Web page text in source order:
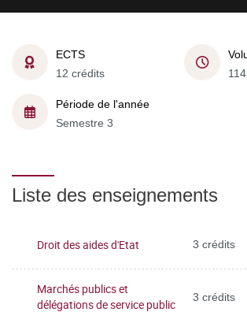
ECTS
12 crédits
Période de l'année
Semestre 3
Liste des enseignements
Droit des aides d'Etat 3 crédits
Marchés publics et
délégations de service public
3 crédits